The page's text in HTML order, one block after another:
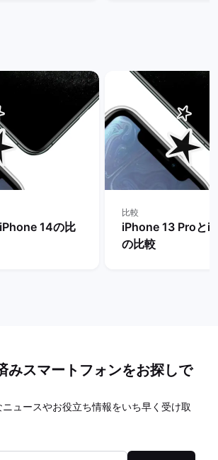
14の比
比較
iPhone 13 Proと
の比較
みスマートフォンをお探しで
ュースやお役立ち情報をいち早く受け取